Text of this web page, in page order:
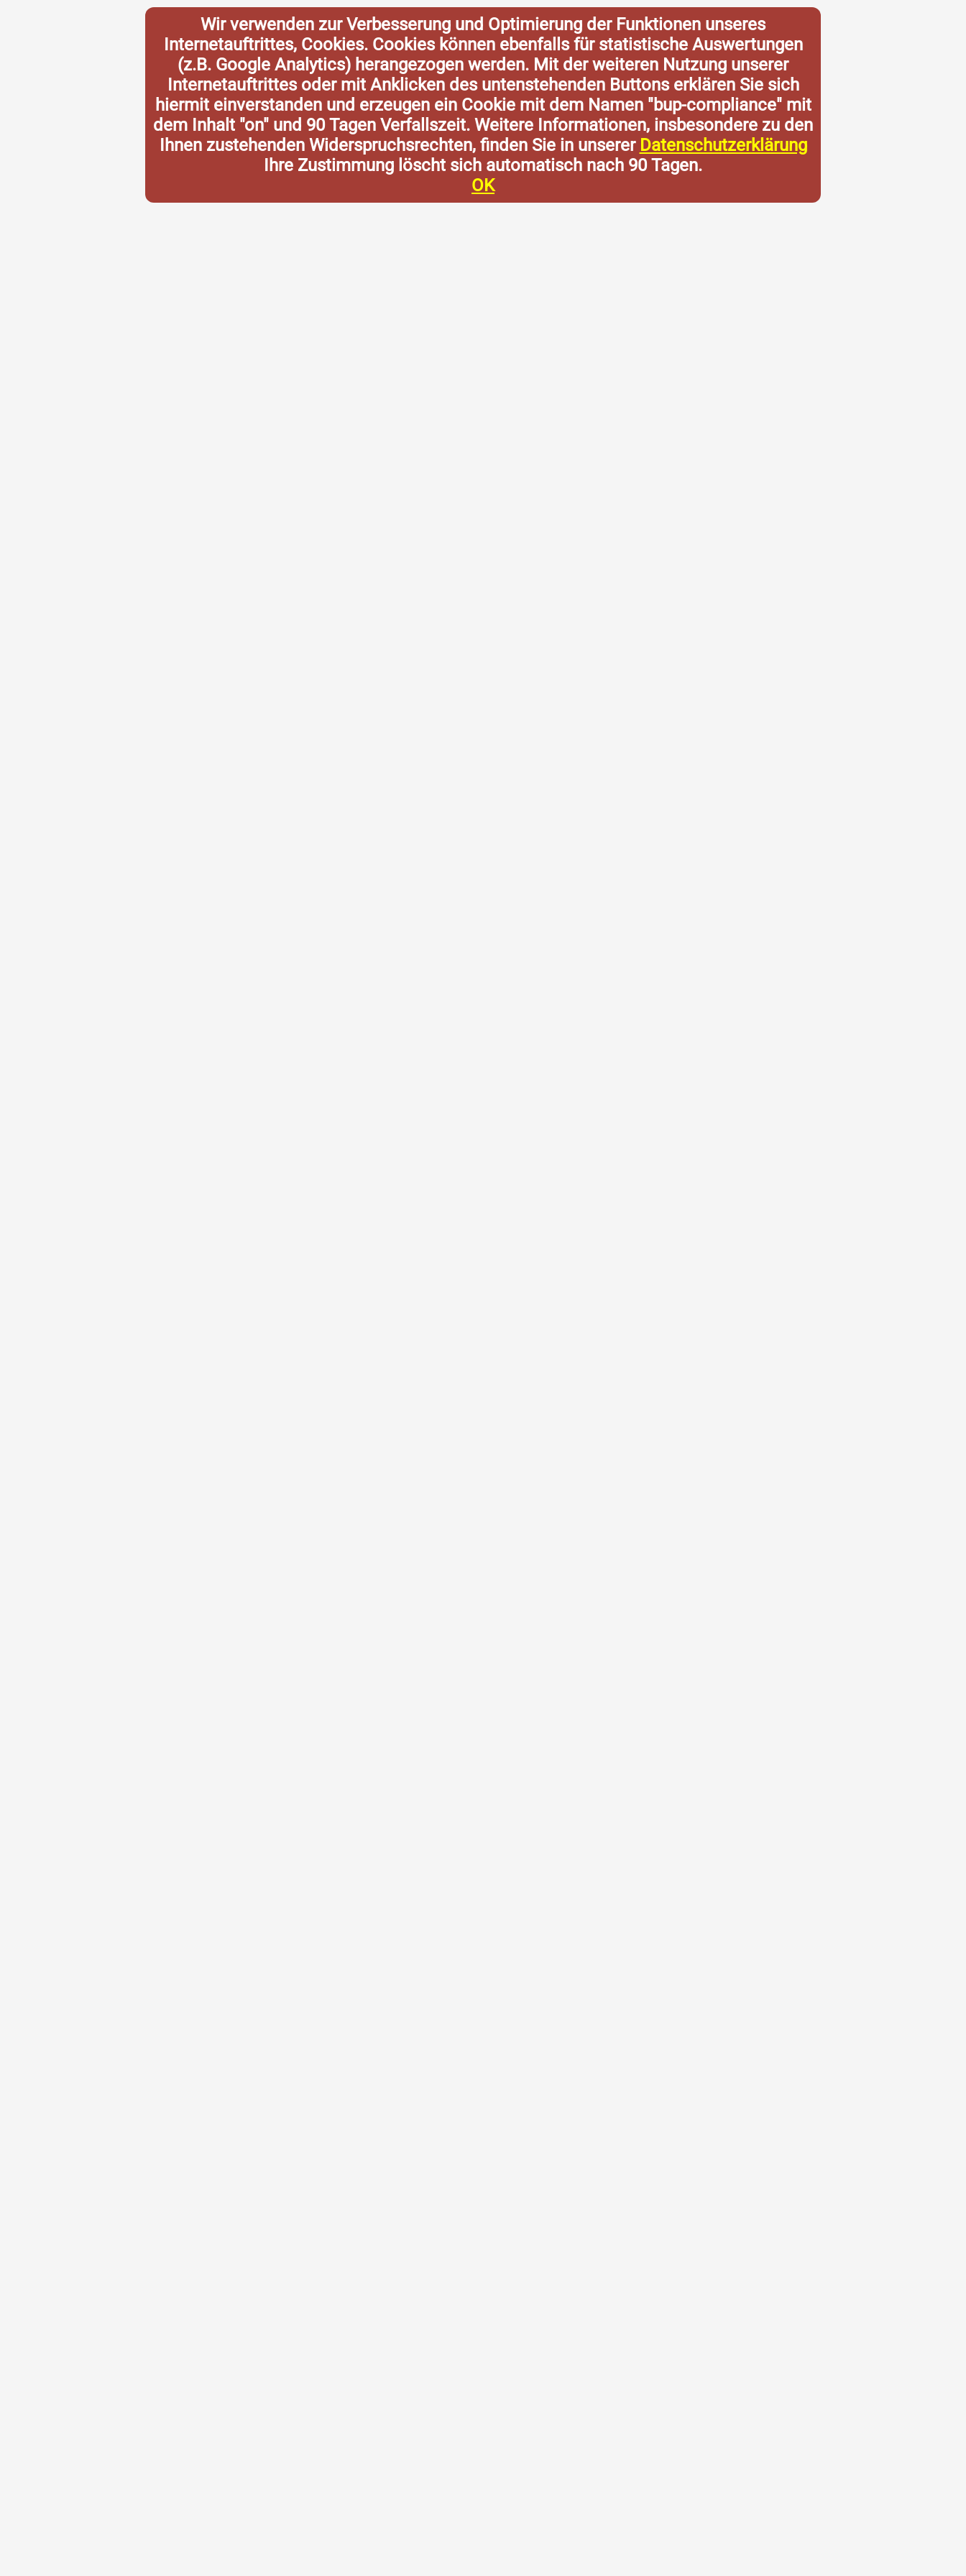
Wir verwenden zur Verbesserung und Optimierung der Funktionen unseres
Internetauftrittes, Cookies. Cookies können ebenfalls für statistische Auswertungen
(z.B. Google Analytics) herangezogen werden. Mit der weiteren Nutzung unserer
Internetauftrittes oder mit Anklicken des untenstehenden Buttons erklären Sie sich
hiermit einverstanden und erzeugen ein Cookie mit dem Namen "bup-compliance" mit
dem Inhalt "on" und 90 Tagen Verfallszeit. Weitere Informationen, insbesondere zu den
Ihnen zustehenden Widerspruchsrechten, finden Sie in unserer Datenschutzerklärung
Ihre Zustimmung löscht sich automatisch nach 90 Tagen.
OK